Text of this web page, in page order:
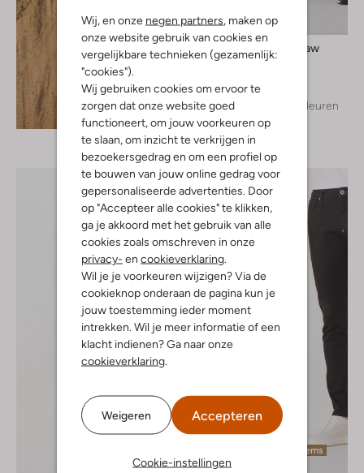
Wij, en onze negen partners, maken op
onze website gebruik van cookies en
vergelijkbare technieken (gezamenlijk:
"cookies").
Wij gebruiken cookies om ervoor te
zorgen dat onze website goed
functioneert, om jouw voorkeuren op
te slaan, om inzicht te verkrijgen in
bezoekersgedrag en om een profiel op
te bouwen van jouw online gedrag voor
gepersonaliseerde advertenties. Door
op "Accepteer alle cookies" te klikken,
ga je akkoord met het gebruik van alle
cookies zoals omschreven in onze
privacy- en cookieverklaring.
Wil je je voorkeuren wijzigen? Via de
cookieknop onderaan de pagina kun je
jouw toestemming ieder moment
intrekken. Wil je meer informatie of een
klacht indienen? Ga naar onze
cookieverklaring.
Weigeren Accepteren
Cookie-instellingen
Ontdek de look
G-Star Raw
Short
+ meer kleuren
Laatste items